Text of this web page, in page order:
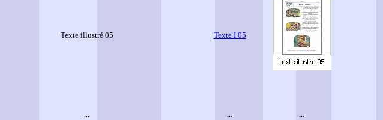
Texte illustré 05 Texte I 05